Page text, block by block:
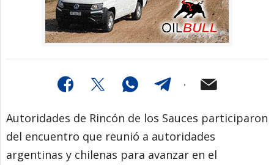
Autoridades de Rincón de los Sauces participaron
del encuentro que reunió a autoridades
argentinas y chilenas para avanzar en el